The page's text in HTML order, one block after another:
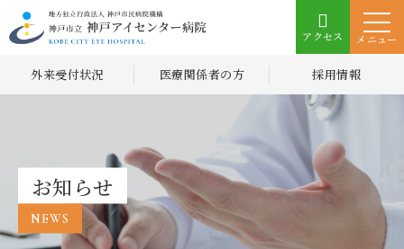
アクセス メニュー
外来受付状況 医療関係者の方 採用情報
お知らせ
NEWS